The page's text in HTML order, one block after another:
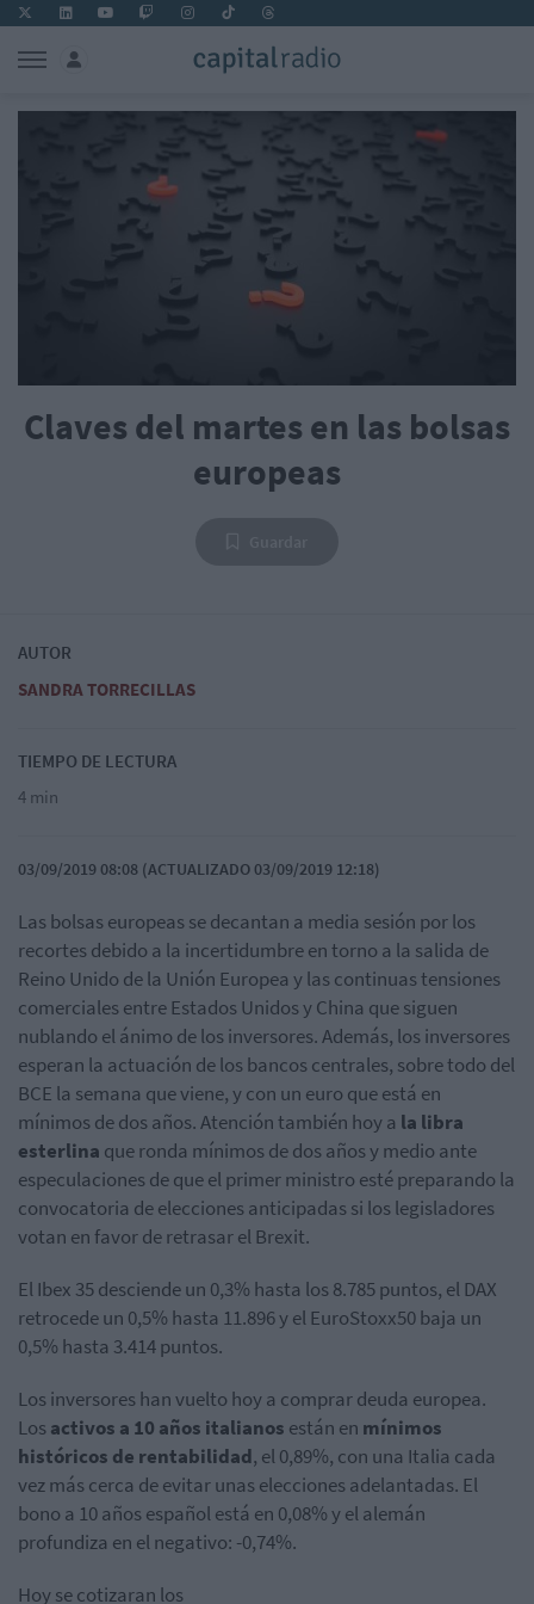
Claves del martes en las bolsas
europeas
AUTOR
SANDRA TORRECILLAS
TIEMPO DE LECTURA
4 min
03/09/2019 08:08 (ACTUALIZADO 03/09/2019 12:18)
Las bolsas europeas se decantan a media sesión por los
recortes debido a la incertidumbre en torno a la salida de
Reino Unido de la Unión Europea y las continuas tensiones
comerciales entre Estados Unidos y China que siguen
nublando el ánimo de los inversores. Además, los inversores
esperan la actuación de los bancos centrales, sobre todo del
BCE la semana que viene, y con un euro que está en
mínimos de dos años. Atención también hoy a la libra
esterlina que ronda mínimos de dos años y medio ante
especulaciones de que el primer ministro esté preparando la
convocatoria de elecciones anticipadas si los legisladores
votan en favor de retrasar el Brexit.
El Ibex 35 desciende un 0,3% hasta los 8.785 puntos, el DAX
retrocede un 0,5% hasta 11.896 y el EuroStoxx50 baja un
0,5% hasta 3.414 puntos.
Los inversores han vuelto hoy a comprar deuda europea.
Losactivos a 10 años italianos están en mínimos
históricos de rentabilidad, el 0,89%, con una Italia cada
vez más cerca de evitar unas elecciones adelantadas. El
bono a 10 años español está en 0,08% y el alemán
profundiza en el negativo: -0,74%.
Hoy se cotizaran los